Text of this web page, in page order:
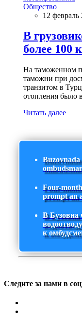
Общество
12 февраль
В
более 100
На таможенном
таможни при
транзитом в
отопления было
Читать далее
Four-
prompt an
В Бузовна
к
Следите за нами в